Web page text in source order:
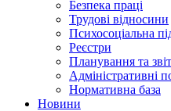
Безпека праці
Трудові відносини
Психосоціальна
Реєстри
Планування та
Адміністративні
Нормативна база
Новини